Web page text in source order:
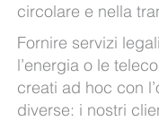
circolare e nella
Fornire servizi
l’energia o le
creati ad hoc con
diverse: i nostri